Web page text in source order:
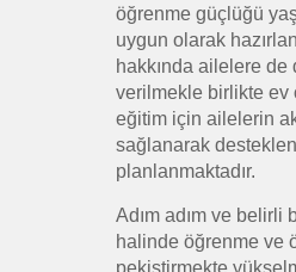
öğrenme güçlüğü
uygun olarak
hakkında ailelere de
verilmekle birlikte ev
eğitim için ailelerin
sağlanarak
planlanmaktadır.
Adım adım ve belirli
halinde öğrenme ve